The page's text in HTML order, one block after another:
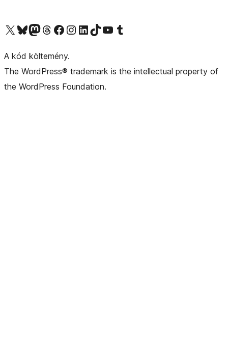
Visit our X (formerly Twitter) account
Visit our Bluesky account
Twitter csatornánk
Visit our Threads account
Facebook oldalunk megtekintése
Visit our Instagram account
Visit our LinkedIn account
Visit our TikTok account
Visit our YouTube channel
Visit our Tumblr account
A kód költemény.
The WordPress® trademark is the intellectual property of
the WordPress Foundation.